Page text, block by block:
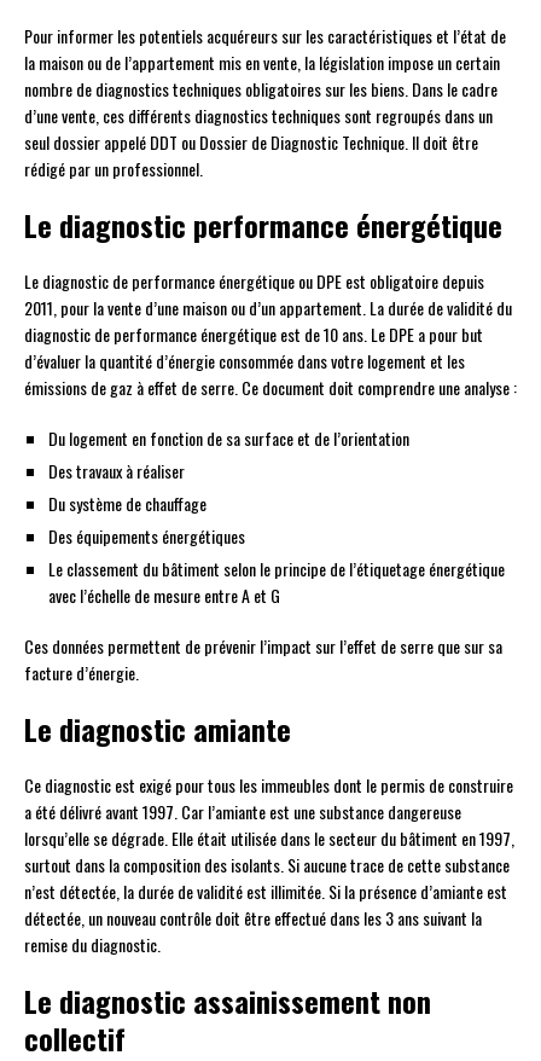
Pour informer les potentiels acquéreurs sur les caractéristiques et l’état de
la maison ou de l’appartement mis en vente, la législation impose un certain
nombre de diagnostics techniques obligatoires sur les biens. Dans le cadre
d’une vente, ces différents diagnostics techniques sont regroupés dans un
seul dossier appelé DDT ou Dossier de Diagnostic Technique. Il doit être
rédigé par un professionnel.
Le diagnostic performance énergétique
Le diagnostic de performance énergétique ou DPE est obligatoire depuis
2011, pour la vente d’une maison ou d’un appartement. La durée de validité du
diagnostic de performance énergétique est de 10 ans. Le DPE a pour but
d’évaluer la quantité d’énergie consommée dans votre logement et les
émissions de gaz à effet de serre. Ce document doit comprendre une analyse :
Du logement en fonction de sa surface et de l’orientation
Des travaux à réaliser
Du système de chauffage
Des équipements énergétiques
Le classement du bâtiment selon le principe de l’étiquetage énergétique
avec l’échelle de mesure entre A et G
Ces données permettent de prévenir l’impact sur l’effet de serre que sur sa
facture d’énergie.
Le diagnostic amiante
Ce diagnostic est exigé pour tous les immeubles dont le permis de construire
a été délivré avant 1997. Car l’amiante est une substance dangereuse
lorsqu’elle se dégrade. Elle était utilisée dans le secteur du bâtiment en 1997,
surtout dans la composition des isolants. Si aucune trace de cette substance
n’est détectée, la durée de validité est illimitée. Si la présence d’amiante est
détectée, un nouveau contrôle doit être effectué dans les 3 ans suivant la
remise du diagnostic.
Le diagnostic assainissement non
collectif